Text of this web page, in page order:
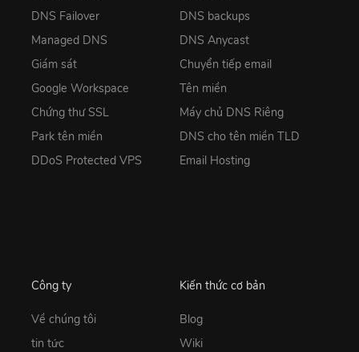
DNS Failover
Managed DNS
Giám sát
Google Workspace
Chứng thư SSL
Park tên miền
DDoS Protected VPS
DNS backups
DNS Anycast
Chuyển tiếp email
Tên miền
Máy chủ DNS Riêng
DNS cho tên miền TLD
Email Hosting
Công ty
Về chúng tôi
tin tức
Kiến thức cơ bản
Blog
Wiki